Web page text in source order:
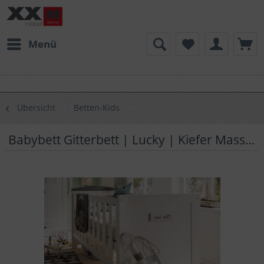
Menü
Übersicht Betten-Kids
Babybett Gitterbett | Lucky | Kiefer Massivholz | T01